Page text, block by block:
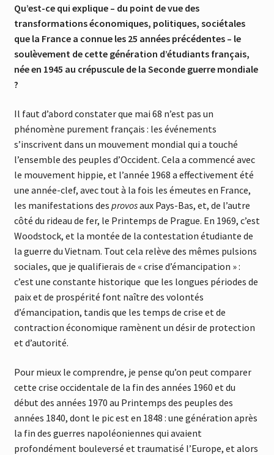
Qu’est-ce qui explique – du point de vue des
transformations économiques, politiques, sociétales
que la France a connue les 25 années précédentes – le
soulèvement de cette génération d’étudiants français,
née en 1945 au crépuscule de la Seconde guerre mondiale
?
Il faut d’abord constater que mai 68 n’est pas un
phénomène purement français : les événements
s’inscrivent dans un mouvement mondial qui a touché
l’ensemble des peuples d’Occident. Cela a commencé avec
le mouvement hippie, et l’année 1968 a effectivement été
une année-clef, avec tout à la fois les émeutes en France,
les manifestations des provosaux Pays-Bas, et, de l’autre
côté du rideau de fer, le Printemps de Prague. En 1969, c’est
Woodstock, et la montée de la contestation étudiante de
la guerre du Vietnam. Tout cela relève des mêmes pulsions
sociales, que je qualifierais de « crise d’émancipation » :
c’est une constante historique que les longues périodes de
paix et de prospérité font naître des volontés
d’émancipation, tandis que les temps de crise et de
contraction économique ramènent un désir de protection
et d’autorité.
Pour mieux le comprendre, je pense qu’on peut comparer
cette crise occidentale de la fin des années 1960 et du
début des années 1970 au Printemps des peuples des
années 1840, dont le pic est en 1848 : une génération après
la fin des guerres napoléoniennes qui avaient
profondément bouleversé et traumatisé l’Europe, et alors